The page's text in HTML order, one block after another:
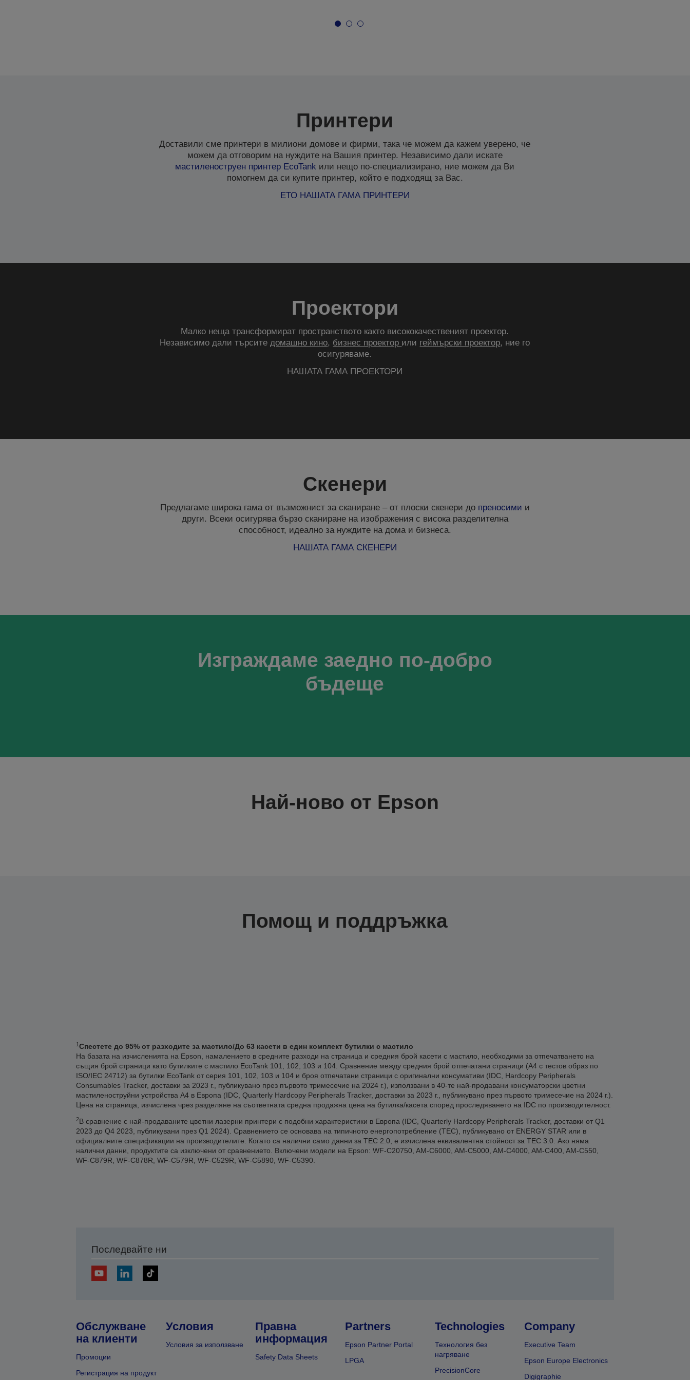
Принтери
Доставили сме принтери в милиони домове и фирми, така че можем да кажем уверено, че
можем да отговорим на нуждите на Вашия принтер. Независимо дали искате
мастиленоструен принтер EcoTank или нещо по-специализирано, ние можем да Ви
помогнем да си купите принтер, който е подходящ за Вас.
ЕТО НАШАТА ГАМА ПРИНТЕРИ
Проектори
Малко неща трансформират пространството както висококачественият проектор.
Независимо дали търситедомашно кино, бизнес проектор или геймърски проектор, ние го
осигуряваме.
НАШАТА ГАМА ПРОЕКТОРИ
Скенери
Предлагаме широка гама от възможнист за сканиране – от плоски скенери до преносими и
други. Всеки осигурява бързо сканиране на изображения с висока разделителна
способност, идеално за нуждите на дома и бизнеса.
НАШАТА ГАМА СКЕНЕРИ
Изграждаме заедно по-добро
бъдеще
Най-ново от Epson
Помощ и поддръжка
1Спестете до 95% от разходите за мастило/До 63 касети в един комплект бутилки с мастило
На базата на изчисленията на Epson, намалението в средните разходи на страница и средния брой касети с мастило, необходими за отпечатването на
същия брой страници като бутилките с мастило EcoTank 101, 102, 103 и 104. Сравнение между средния брой отпечатани страници (A4 с тестов образ по
ISO/IEC 24712) за бутилки EcoTank от серия 101, 102, 103 и 104 и броя отпечатани страници с оригинални консумативи (IDC, Hardcopy Peripherals
Consumables Tracker, доставки за 2023 г., публикувано през първото тримесечие на 2024 г.), използвани в 40-те най-продавани консуматорски цветни
мастиленоструйни устройства А4 в Европа (IDC, Quarterly Hardcopy Peripherals Tracker, доставки за 2023 г., публикувано през първото тримесечие на 2024 г.).
Цена на страница, изчислена чрез разделяне на съответната средна продажна цена на бутилка/касета според проследяването на IDC по производителност.
2В сравнение с най-продаваните цветни лазерни принтери с подобни характеристики в Европа (IDC, Quarterly Hardcopy Peripherals Tracker, доставки от Q1
2023 до Q4 2023, публикувани през Q1 2024). Сравнението се основава на типичното енергопотребление (TEC), публикувано от ENERGY STAR или в
официалните спецификации на производителите. Когато са налични само данни за TEC 2.0, е изчислена еквивалентна стойност за TEC 3.0. Ако няма
налични данни, продуктите са изключени от сравнението. Включени модели на Epson: WF-C20750, AM-C6000, AM-C5000, AM-C4000, AM-C400, AM-C550,
WF-C879R, WF-C878R, WF-C579R, WF-C529R, WF-C5890, WF-C5390.
Последвайте ни
Обслужване
на клиенти
Промоции
Регистрация на продукт
Условия
Условия за използване
Правна
информация
Safety Data Sheets
Partners
Epson Partner Portal
LPGA
Technologies
Технология без
нагряване
PrecisionCore
Company
Executive Team
Epson Europe Electronics
Digigraphie